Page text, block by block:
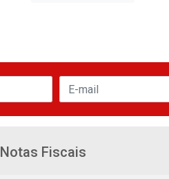
Notas Fiscais